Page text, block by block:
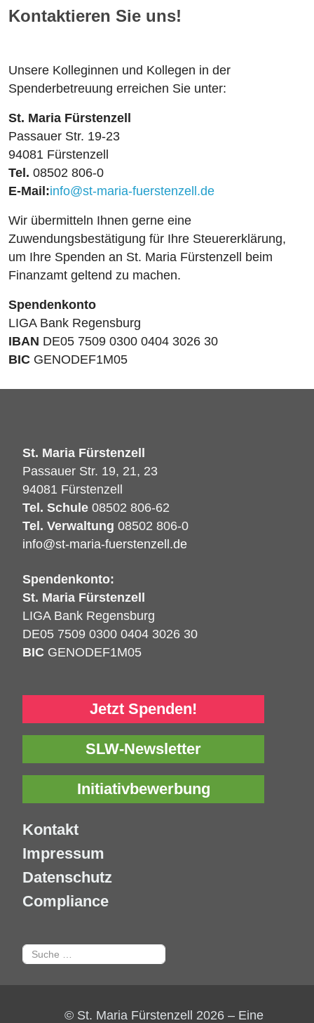
Kontaktieren Sie uns!
Unsere Kolleginnen und Kollegen in der
Spenderbetreuung erreichen Sie unter:
St. Maria Fürstenzell
Passauer Str. 19-23
94081 Fürstenzell
Tel. 08502 806-0
E-Mail:info@st-maria-fuerstenzell.de
Wir übermitteln Ihnen gerne eine
Zuwendungsbestätigung für Ihre Steuererklärung,
um Ihre Spenden an St. Maria Fürstenzell beim
Finanzamt geltend zu machen.
Spendenkonto
LIGA Bank Regensburg
IBAN DE05 7509 0300 0404 3026 30
BIC GENODEF1M05
St. Maria Fürstenzell
Passauer Str. 19, 21, 23
94081 Fürstenzell
Tel. Schule 08502 806-62
Tel. Verwaltung 08502 806-0
info@st-maria-fuerstenzell.de
Spendenkonto:
St. Maria Fürstenzell
LIGA Bank Regensburg
DE05 7509 0300 0404 3026 30
BIC GENODEF1M05
Jetzt Spenden!
SLW-Newsletter
Initiativbewerbung
Kontakt
Impressum
Datenschutz
Compliance
Suchen
© St. Maria Fürstenzell 2026 – Eine